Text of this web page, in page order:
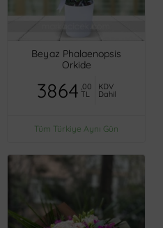
Beyaz Phalaenopsis
Orkide
3864 ,00
TL
KDV
Dahil
Tüm Türkiye Aynı Gün